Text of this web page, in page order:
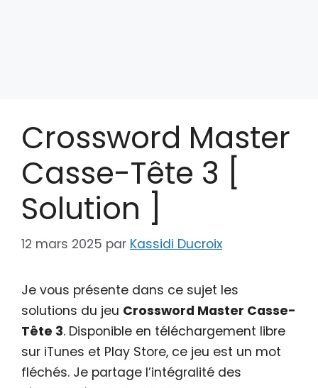
Crossword Master
Casse-Tête 3 [
Solution ]
12 mars 2025 par Kassidi Ducroix
Je vous présente dans ce sujet les
solutions du jeu Crossword Master Casse-
Tête 3. Disponible en téléchargement libre
sur iTunes et Play Store, ce jeu est un mot
fléchés. Je partage l’intégralité des